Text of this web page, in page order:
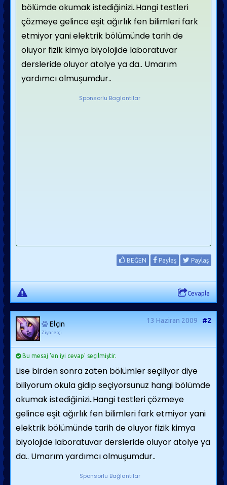
bölümde okumak istediğinizi..Hangi testleri
çözmeye gelince eşit ağırlık fen bilimleri fark
etmiyor yani elektrik bölümünde tarih de
oluyor fizik kimya biyolojide laboratuvar
dersleride oluyor atolye ya da.. Umarım
yardımcı olmuşumdur..
Sponsorlu Baglantilar
BEĞEN Paylaş Paylaş
Cevapla
Elçin
Ziyaretçi
13 Haziran 2009 #2
Bu mesaj 'en iyi cevap' seçilmiştir.
Lise birden sonra zaten bölümler seçiliyor diye
biliyorum okula gidip seçiyorsunuz hangi bölümde
okumak istediğinizi..Hangi testleri çözmeye
gelince eşit ağırlık fen bilimleri fark etmiyor yani
elektrik bölümünde tarih de oluyor fizik kimya
biyolojide laboratuvar dersleride oluyor atolye ya
da.. Umarım yardımcı olmuşumdur..
Sponsorlu Bağlantılar